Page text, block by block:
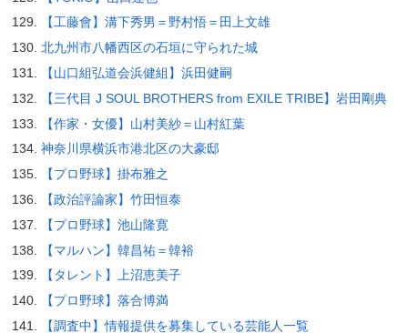
【工藤會】溝下秀男＝野村悟＝田上文雄
北九州市八幡西区の石垣に守られた城
【山口組弘道会浜健組】浜田健嗣
【三代目 J SOUL BROTHERS from EXILE TRIBE】岩田剛典
【作家・女優】山村美紗＝山村紅葉
神奈川県横浜市港北区の大豪邸
【プロ野球】掛布雅之
【政治評論家】竹田恒泰
【プロ野球】池山隆寛
【マルハン】韓昌祐＝韓裕
【タレント】上沼恵美子
【プロ野球】落合博満
【調査中】情報提供を募集している芸能人一覧